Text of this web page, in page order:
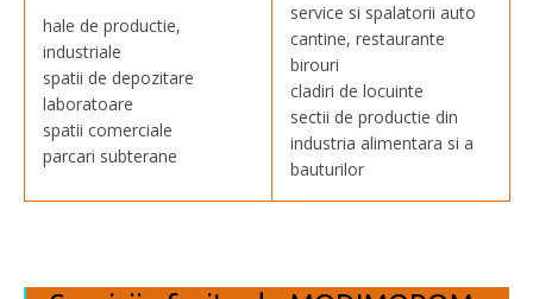
hale de productie,
industriale
spatii de depozitare
laboratoare
spatii comerciale
parcari subterane
service si spalatorii auto
cantine, restaurante
birouri
cladiri de locuinte
sectii de productie din
industria alimentara si a
bauturilor